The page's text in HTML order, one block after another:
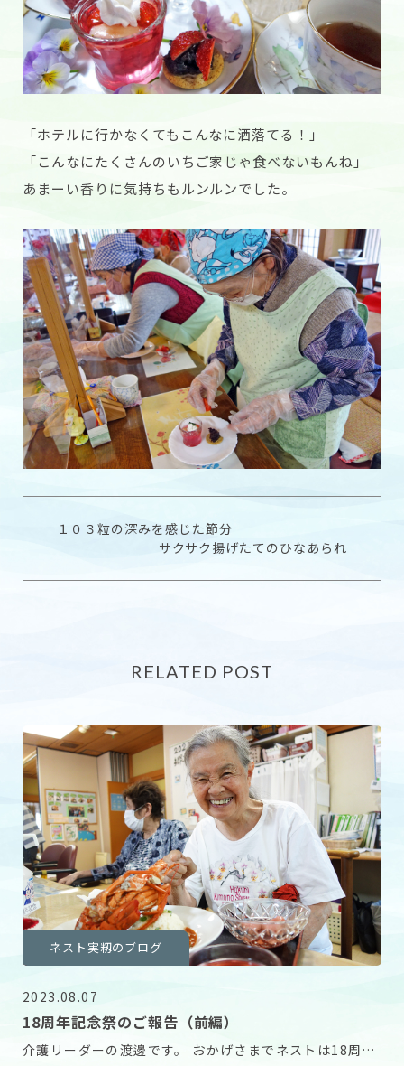
「ホテルに行かなくてもこんなに洒落てる！」
「こんなにたくさんのいちご家じゃ食べないもんね」
あまーい香りに気持ちもルンルンでした。
１０３粒の深みを感じた節分
サクサク揚げたてのひなあられ
RELATED POST
ネスト実籾のブログ
2023.08.07
18周年記念祭のご報告（前編）
介護リーダーの渡邊です。 おかげさまでネストは18周年